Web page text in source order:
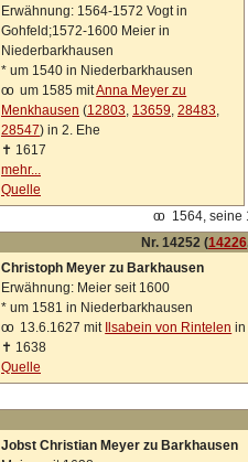
Erwähnung: 1564-1572 Vogt in
Gohfeld;1572-1600 Meier in
Niederbarkhausen
* um 1540 in Niederbarkhausen
oo um 1585 mitAnna Meyer zu
Menkhausen (12803, 13659, 28483,
28547) in 2. Ehe
✝ 1617
mehr...
Quelle
oo 1564, seine
Nr. 14252 (14226
Christoph Meyer zu Barkhausen
Erwähnung: Meier seit 1600
* um 1581 in Niederbarkhausen
oo
13.6.1627 mit Ilsabein von Rintelen in
✝ 1638
Quelle
Jobst Christian Meyer zu Barkhausen